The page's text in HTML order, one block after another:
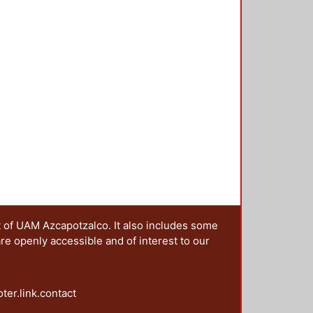
UAM Azcapotzalco. It also includes some
openly accessible and of interest to our